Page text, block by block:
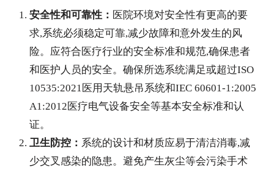
安全性和可靠性： 医院环境对安全性有更高的要
求,系统必须稳定可靠,减少故障和意外发生的风
险。应符合医疗行业的安全标准和规范,确保患者
和医护人员的安全。确保所选系统满足或超过ISO
10535:2021医用天轨悬吊系统和IEC 60601-1:2005
A1:2012医疗电气设备安全等基本安全标准和认
证。
卫生防控： 系统的设计和材质应易于清洁消毒,减
少交叉感染的隐患。避免产生灰尘等会污染手术